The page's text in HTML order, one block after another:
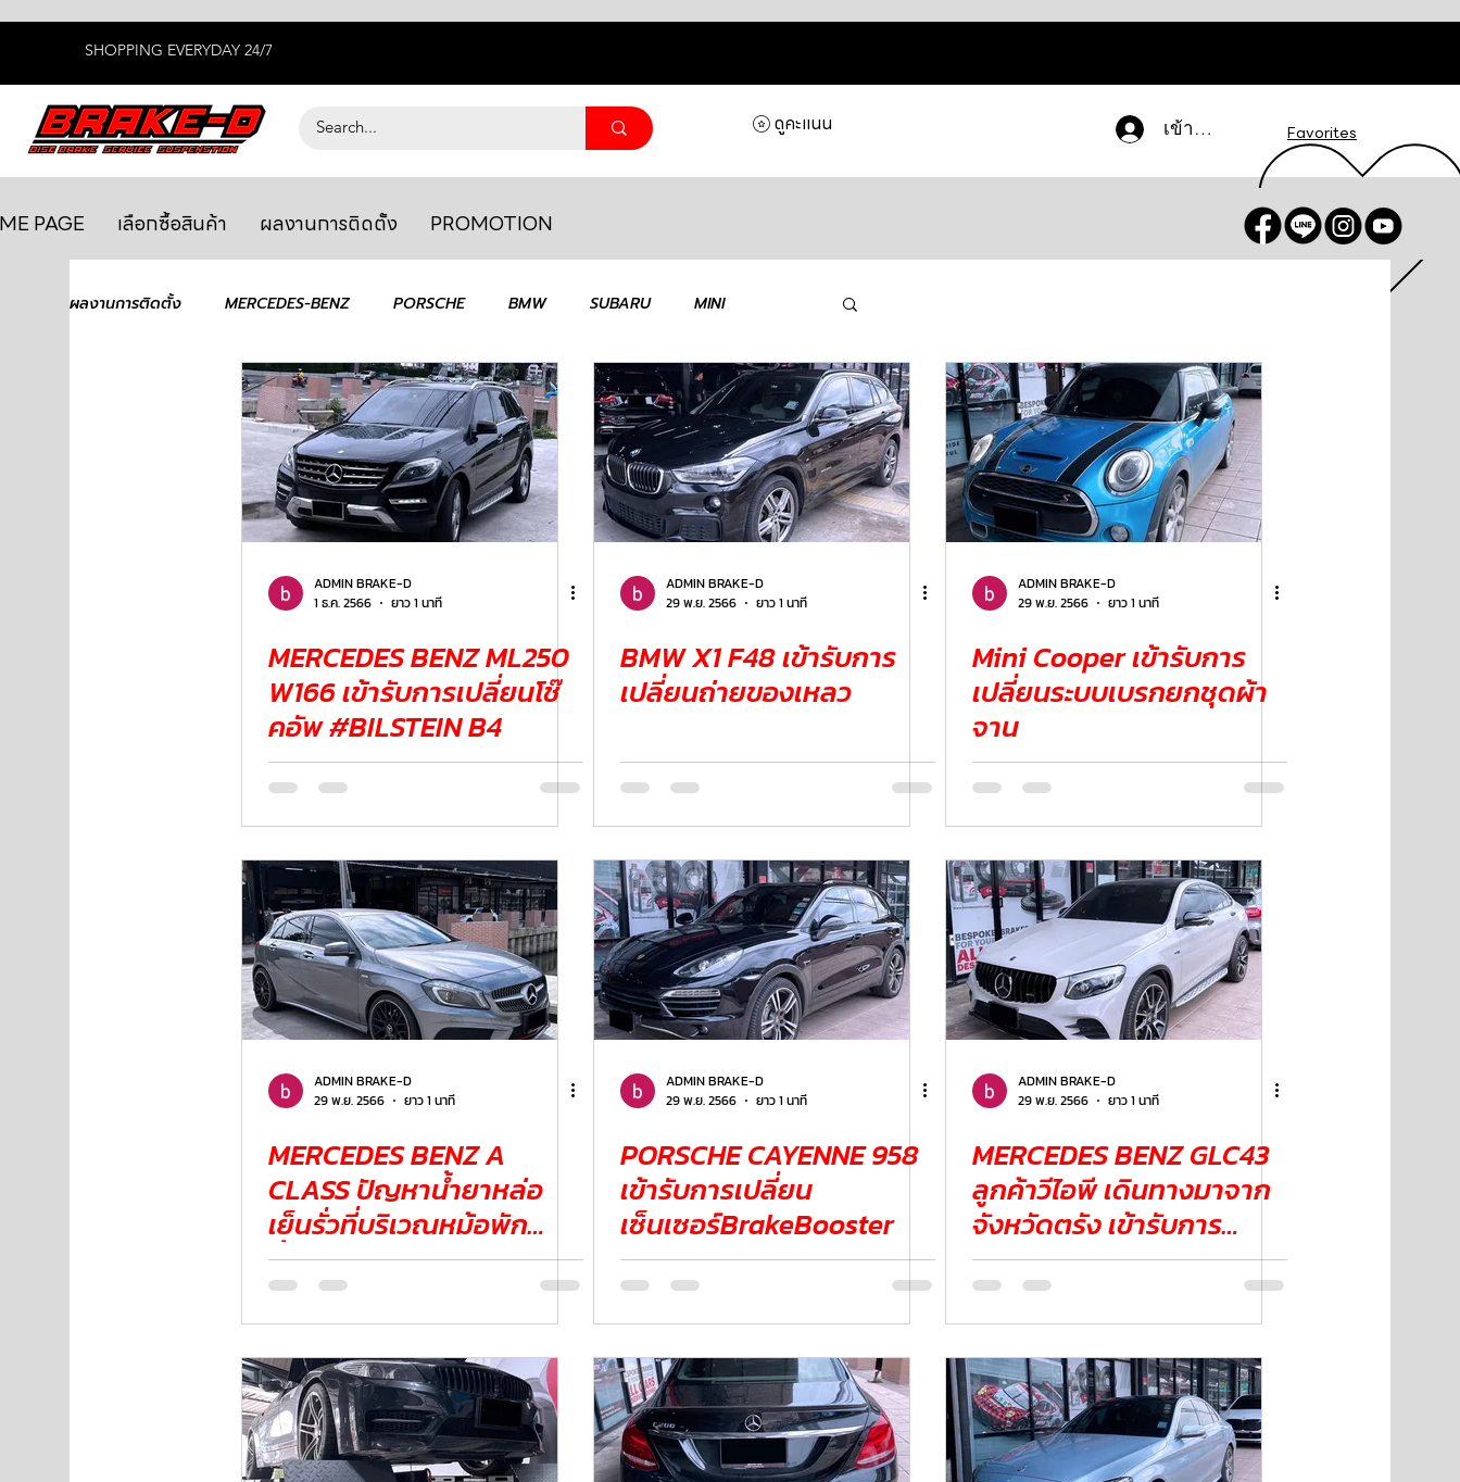
SHOPPING EVERYDAY 24/7
เข้าสู่ระบบ Favorites
ดูคะแนน
PAGE เลือกซื้อสินค้า ผลงานการติดตั้ง PROMOTION
ผลงานการติดตั้ง MERCEDES-BENZ PORSCHE BMW SUBARU MINI
LEXUS ยางรถยนต์ AUDI MASERATI LAMBORGHINI
MAHLE MAZDA TOYOTA HONDA VOLKSWAGEN JEEP
ADMIN BRAKE-D
1 ธ.ค. 2566
ยาว 1 นาที
MERCEDES BENZ ML250
W166 เข้ารับการเปลี่ยนโช๊
คอัพ #BILSTEIN B4
ADMIN BRAKE-D
29 พ.ย. 2566
ยาว 1 นาที
BMW X1 F48 เข้ารับการ
เปลี่ยนถ่ายของเหลว
ADMIN BRAKE-D
29 พ.ย. 2566
ยาว 1 นาที
Mini Cooper เข้ารับการ
เปลี่ยนระบบเบรกยกชุดผ้า
จาน
ADMIN BRAKE-D
29 พ.ย. 2566
ยาว 1 นาที
MERCEDES BENZ A
CLASS ปัญหาน้ำยาหล่อ
เย็นรั่วที่บริเวณหม้อพัก
น้ำยาหล่อเย็น
ADMIN BRAKE-D
29 พ.ย. 2566
ยาว 1 นาที
PORSCHE CAYENNE 958
เข้ารับการเปลี่ยน
เซ็นเซอร์BrakeBooster
ADMIN BRAKE-D
29 พ.ย. 2566
ยาว 1 นาที
MERCEDES BENZ GLC43
ลูกค้าวีไอพี เดินทางมาจาก
จังหวัดตรัง เข้ารับการ
เซอร์วิส เช็คระยะ